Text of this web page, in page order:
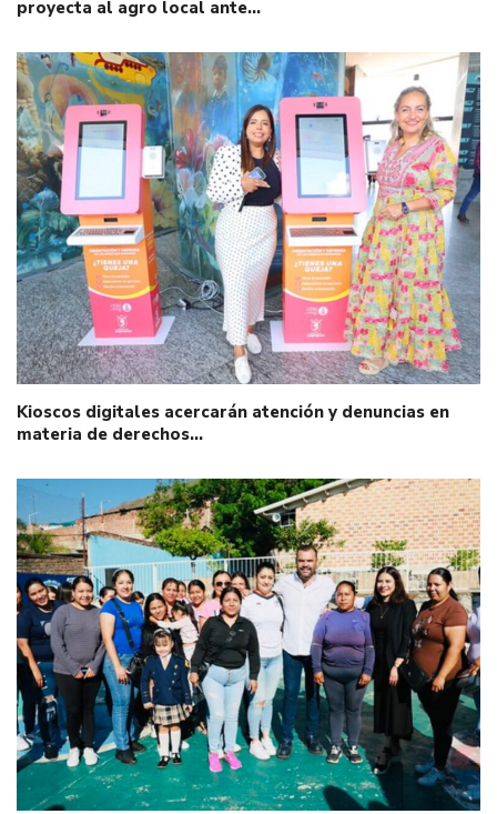
proyecta al agro local ante…
Kioscos digitales acercarán atención y denuncias en
materia de derechos…